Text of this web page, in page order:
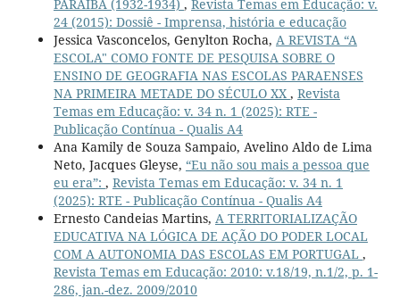
PARAÍBA (1932-1934) , Revista Temas em Educação: v.
24 (2015): Dossiê - Imprensa, história e educação
Jessica Vasconcelos, Genylton Rocha, A REVISTA “A
ESCOLA" COMO FONTE DE PESQUISA SOBRE O
ENSINO DE GEOGRAFIA NAS ESCOLAS PARAENSES
NA PRIMEIRA METADE DO SÉCULO XX , Revista
Temas em Educação: v. 34 n. 1 (2025): RTE -
Publicação Contínua - Qualis A4
Ana Kamily de Souza Sampaio, Avelino Aldo de Lima
Neto, Jacques Gleyse, “Eu não sou mais a pessoa que
eu era”: , Revista Temas em Educação: v. 34 n. 1
(2025): RTE - Publicação Contínua - Qualis A4
Ernesto Candeias Martins, A TERRITORIALIZAÇÃO
EDUCATIVA NA LÓGICA DE AÇÃO DO PODER LOCAL
COM A AUTONOMIA DAS ESCOLAS EM PORTUGAL ,
Revista Temas em Educação: 2010: v.18/19, n.1/2, p. 1-
286, jan.-dez. 2009/2010